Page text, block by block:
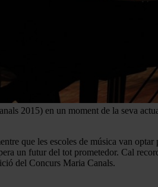
2015) en un moment de la seva
que les escoles de música van
un futur del tot prometedor. Cal
del Concurs Maria Canals.